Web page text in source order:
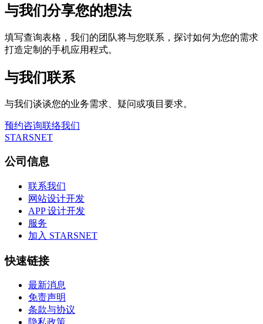
与我们分享您的想法
填写查询表格，我们的团队将与您联系，探讨如何为您的需求
打造定制的手机应用程式。
与我们联系
与我们谈谈您的业务需求、疑问或项目要求。
预约咨询联络我们
STARSNET
公司信息
联系我们
网站设计开发
APP 设计开发
服务
加入 STARSNET
快速链接
最新消息
免责声明
条款与协议